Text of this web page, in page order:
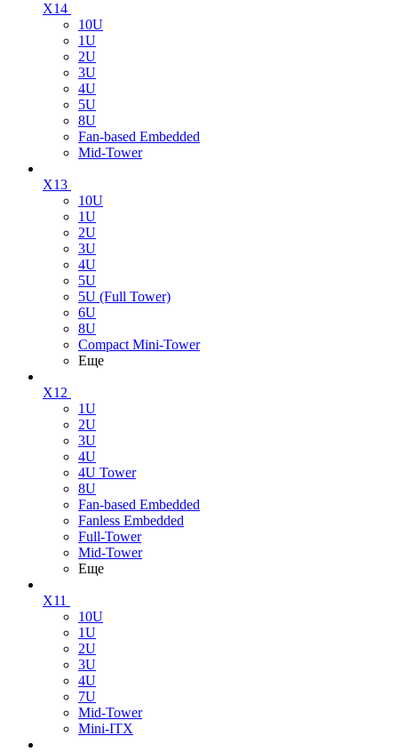
X14
10U
1U
2U
3U
4U
5U
8U
Fan-based Embedded
Mid-Tower
X13
10U
1U
2U
3U
4U
5U
5U (Full Tower)
6U
8U
Compact Mini-Tower
Еще
X12
1U
2U
3U
4U
4U Tower
8U
Fan-based Embedded
Fanless Embedded
Full-Tower
Mid-Tower
Еще
X11
10U
1U
2U
3U
4U
7U
Mid-Tower
Mini-ITX